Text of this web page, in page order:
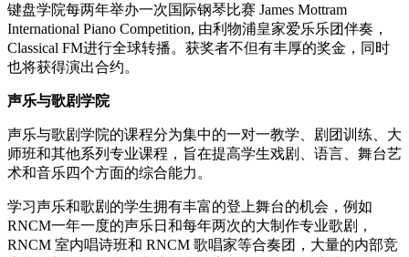
键盘学院每两年举办一次国际钢琴比赛 James Mottram
International Piano Competition, 由利物浦皇家爱乐乐团伴奏，
Classical FM进行全球转播。获奖者不但有丰厚的奖金，同时
也将获得演出合约。
声乐与歌剧学院
声乐与歌剧学院的课程分为集中的一对一教学、剧团训练、大
师班和其他系列专业课程，旨在提高学生戏剧、语言、舞台艺
术和音乐四个方面的综合能力。
学习声乐和歌剧的学生拥有丰富的登上舞台的机会，例如
RNCM一年一度的声乐日和每年两次的大制作专业歌剧，
RNCM 室内唱诗班和 RNCM 歌唱家等合奏团，大量的内部竞